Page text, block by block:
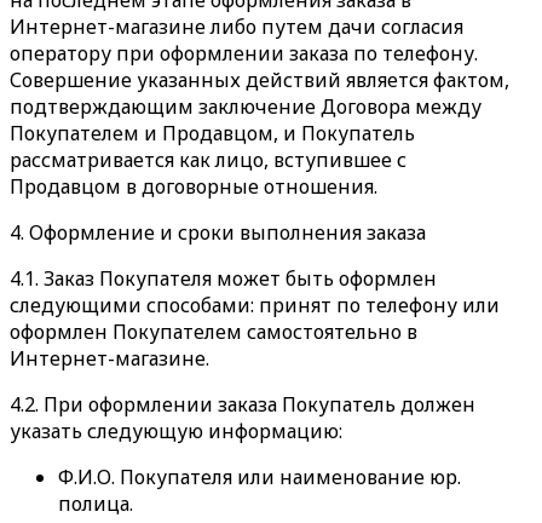
Интернет-магазине либо путем дачи согласия
оператору при оформлении заказа по телефону.
Совершение указанных действий является фактом,
подтверждающим заключение Договора между
Покупателем и Продавцом, и Покупатель
рассматривается как лицо, вступившее с
Продавцом в договорные отношения.
4. Оформление и сроки выполнения заказа
4.1. Заказ Покупателя может быть оформлен
следующими способами: принят по телефону или
оформлен Покупателем самостоятельно в
Интернет-магазине.
4.2. При оформлении заказа Покупатель должен
указать следующую информацию:
Ф.И.О. Покупателя или наименование юр.
полица.